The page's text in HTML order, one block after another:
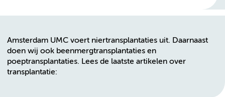
Amsterdam UMC voert niertransplantaties uit. Daarnaast
doen wij ook beenmergtransplantaties en
poeptransplantaties. Lees de laatste artikelen over
transplantatie: